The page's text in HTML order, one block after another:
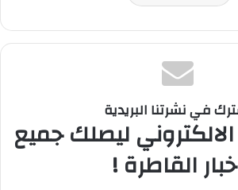
في نشرتنا البريدية
ليصلك جميع
القاطرة !